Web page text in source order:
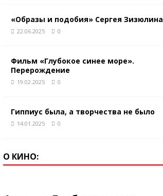
«Образы и подобия» Сергея Зизюлина
22.06.2025 0
Фильм «Глубокое синее море».
Перерождение
19.02.2025 0
Гиппиус была, а творчества не было
14.01.2025 0
О КИНО: